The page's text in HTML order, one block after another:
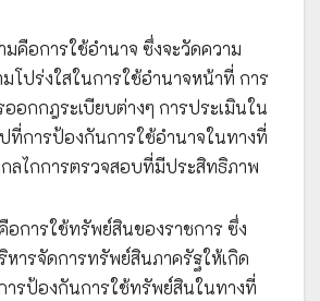
คือการใช้อำนาจ ซึ่งจะวัดความ
มโปร่งใสในการใช้อำนาจหน้าที่ การ
อกกฎระเบียบต่างๆ การประเมินใน
ที่การป้องกันการใช้อำนาจในทางที่
กลไกการตรวจสอบที่มีประสิทธิภาพ
การใช้ทรัพย์สินของราชการ ซึ่ง
ารจัดการทรัพย์สินภาครัฐให้เกิด
ารป้องกันการใช้ทรัพย์สินในทางที่